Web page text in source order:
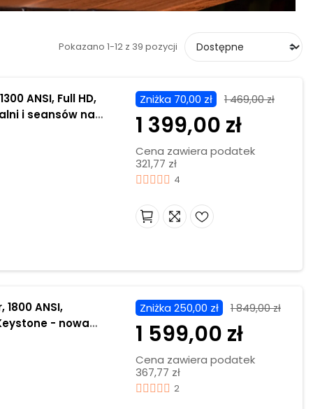
Pokazano 1-12 z 39 pozycji
ANSI, Full HD,
i seansów na
Zniżka 70,00 zł 1 469,00 zł
1 399,00 zł
Cena zawiera podatek
321,77 zł
4
ANSI,
- nowa
Zniżka 250,00 zł 1 849,00 zł
1 599,00 zł
Cena zawiera podatek
367,77 zł
2